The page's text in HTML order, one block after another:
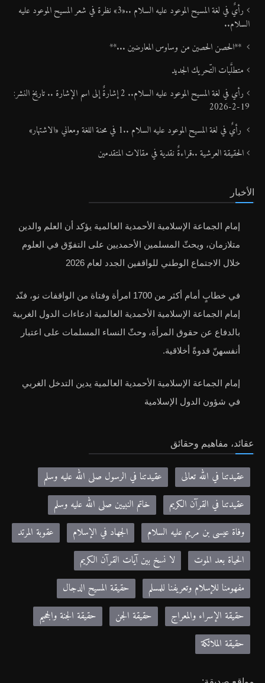
رأيٌ في لغة المسيح الموعود عليه السلام ..«3» نظرة في شعر المسيح الموعود عليه
السلام..
**الحصن الحصين من وساوس المعارضين ...**
متطلَّبات التّحريك الجديد
رأي في لغة المسيح الموعود عليه السلام.. 2 إشارةٌ إلى اسم الإشارة .. تاريخ النشر:
19-2-2026
رأيٌ في لغة المسيح الموعود عليه السلام ..1 في محنة اللغة ومعاني «الاشتهار»
الحقيقة العرشية ..قراءةٌ نقدية في مقالات المتقدمين
الأخبار
إمام الجماعة الإسلامية الأحمدية العالمية يؤكد أن العلم والدين
متلازمان، ويحثّ المسلمين الأحمديين على التفوّق في العلوم
خلال الاجتماع الوطني للواقفين الجدد لعام 2026
في خطابٍ أمام أكثر من 1700 امرأة وفتاة من الواقفات نو، فنّد
إمام الجماعة الإسلامية الأحمدية العالمية ادعاءات الدول الغربية
بالدفاع عن حقوق المرأة، وحثّ النساء المسلمات على اعتبار
أنفسهنّ قدوةً أخلاقية.
إمام الجماعة الإسلامية الأحمدية العالمية يدين التدخل الغربي
في شؤون الدول الإسلامية
عقائد، مفاهيم وحقائق
عقيدتنا في الله تعالى
عقيدتنا في الرسول صلى الله عليه وسلم
عقيدتنا في القرآن الكريم
خاتم النبيين صلى الله عليه وسلم
وفاة عيسى بن مريم عليه السلام
الجهاد في الإسلام
عقوبة المرتد
الحياة بعد الموت
لا نسخ بين آيات القرآن الكريم
مفهومنا للإسلام وتعريفنا للمسلم
حقيقة المسيح الدجال
حقيقة الإسراء والمعراج
حقيقة الجن
حقيقة الجنة والجحيم
حقيقة الملائكة